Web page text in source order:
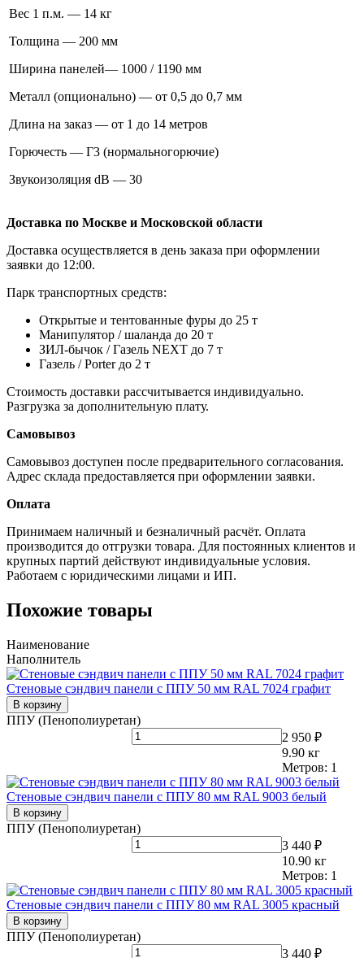
Вес 1 п.м. — 14 кг
Толщина — 200 мм
Ширина панелей— 1000 / 1190 мм
Металл (опционально) — от 0,5 до 0,7 мм
Длина на заказ — от 1 до 14 метров
Горючесть — Г3 (нормальногорючие)
Звукоизоляция dB — 30
Доставка по Москве и Московской области
Доставка осуществляется в день заказа при оформлении
заявки до 12:00.
Парк транспортных средств:
Открытые и тентованные фуры до 25 т
Манипулятор / шаланда до 20 т
ЗИЛ-бычок / Газель NEXT до 7 т
Газель / Porter до 2 т
Стоимость доставки рассчитывается индивидуально.
Разгрузка за дополнительную плату.
Самовывоз
Самовывоз доступен после предварительного согласования.
Адрес склада предоставляется при оформлении заявки.
Оплата
Принимаем наличный и безналичный расчёт. Оплата
производится до отгрузки товара. Для постоянных клиентов и
крупных партий действуют индивидуальные условия.
Работаем с юридическими лицами и ИП.
Похожие товары
Наименование
Наполнитель
Стеновые сэндвич панели с ППУ 50 мм RAL 7024 графит
В корзину
ППУ (Пенополиуретан)
2 950 ₽
9.90 кг
Метров: 1
Стеновые сэндвич панели с ППУ 80 мм RAL 9003 белый
В корзину
ППУ (Пенополиуретан)
3 440 ₽
10.90 кг
Метров: 1
Стеновые сэндвич панели с ППУ 80 мм RAL 3005 красный
В корзину
ППУ (Пенополиуретан)
3 440 ₽